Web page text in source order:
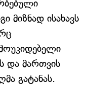
მიზნად ისახავს
და მართვის
გატანას.